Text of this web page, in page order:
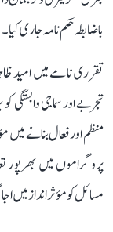
باضابطہ حکم نامہ جاری کیا۔
تقرری نامے میں امید
تجربے اور سماجی وابستگی
منظم اور فعال بنانے میں
پروگراموں میں بھرپور
مسائل کو مؤثر انداز میں